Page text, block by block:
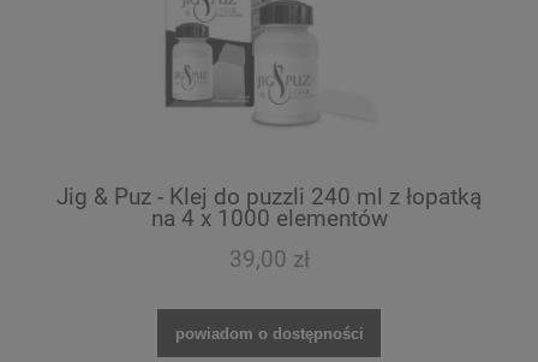
Jig & Puz - Klej do puzzli 240 ml z łopatką
na 4 x 1000 elementów
39,00 zł
powiadom o dostępności